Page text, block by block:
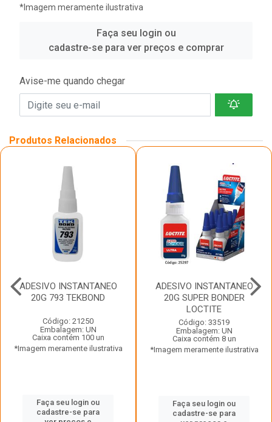
*Imagem meramente ilustrativa
Faça seu login ou
cadastre-se para ver preços e comprar
Avise-me quando chegar
Produtos Relacionados
ADESIVO INSTANTANEO
20G 793 TEKBOND
Código: 21250
Embalagem: UN
Caixa contém 100 un
*Imagem meramente ilustrativa
Faça seu login ou
cadastre-se para
ADESIVO INSTANTANEO
20G SUPER BONDER
LOCTITE
Código: 33519
Embalagem: UN
Caixa contém 8 un
*Imagem meramente ilustrativa
Faça seu login ou
cadastre-se para